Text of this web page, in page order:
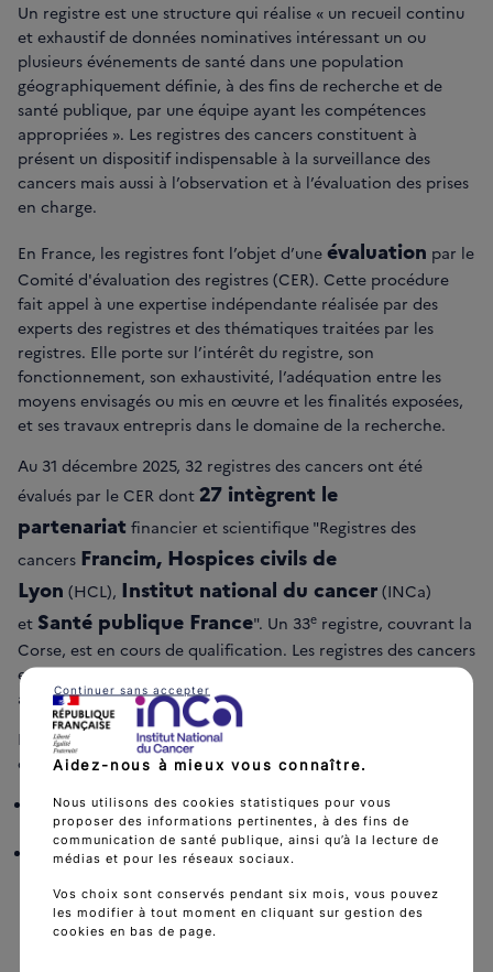
Un registre est une structure qui réalise « un recueil continu
et exhaustif de données nominatives intéressant un ou
plusieurs événements de santé dans une population
géographiquement définie, à des fins de recherche et de
santé publique, par une équipe ayant les compétences
appropriées ». Les registres des cancers constituent à
présent un dispositif indispensable à la surveillance des
cancers mais aussi à l’observation et à l’évaluation des prises
en charge.
En France, les registres font l’objet d’une évaluation par le
Comité d'évaluation des registres (CER). Cette procédure
fait appel à une expertise indépendante réalisée par des
experts des registres et des thématiques traitées par les
registres. Elle porte sur l’intérêt du registre, son
fonctionnement, son exhaustivité, l’adéquation entre les
moyens envisagés ou mis en œuvre et les finalités exposées,
et ses travaux entrepris dans le domaine de la recherche.
Au 31 décembre 2025, 32 registres des cancers ont été
évalués par le CER dont 27 intègrent le
partenariat financier et scientifique "Registres des
cancers Francim, Hospices civils de
Lyon (HCL), Institut national du cancer (INCa)
et Santé publique France". Un 33e registre, couvrant la
Corse, est en cours de qualification. Les registres des cancers
envoient leurs données annuellement à une base commune,
appelée base Francim.
Les registres des cancers peuvent être des registres de
cancers généraux ou des registres de cancers spécialisés :
les registres des cancers généraux recueillent les
informations sur toutes les localisations de cancers ;
les registres des cancers spécialisés recueillent les
(appareil digestif, hémopathies malignes, sein, col
utérus, système nerveux central, thyroïde) ou sur des
Aidez-nous à mieux vous connaître.
Nous utilisons des cookies statistiques pour vous
proposer des informations pertinentes, à des fins de
communication de santé publique, ainsi qu’à la lecture de
médias et pour les réseaux sociaux.
Vos choix sont conservés pendant six mois, vous pouvez
les modifier à tout moment en cliquant sur gestion des
cookies en bas de page.
Continuer sans accepter